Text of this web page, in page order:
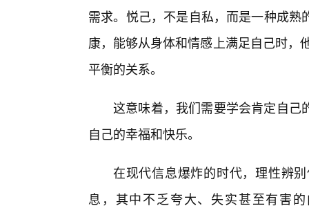
需求。悦己，不是自私，而是一种成
康，能够从身体和情感上满足自己时，
平衡的关系。
这意味着，我们需要学会肯定自己
自己的幸福和快乐。
在现代信息爆炸的时代，理性辨
息，其中不乏夸大、失实甚至有害